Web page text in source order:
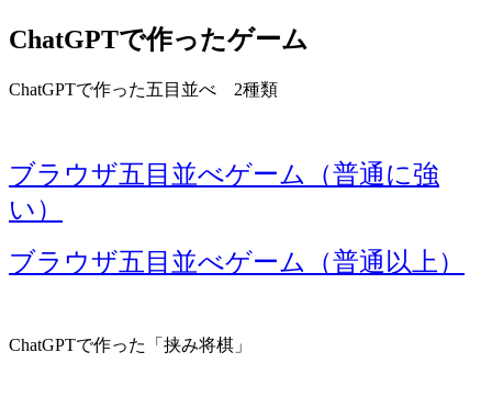
ChatGPTで作ったゲーム
ChatGPTで作った五目並べ 2種類
ブラウザ五目並べゲーム（普通に強
い）
ブラウザ五目並べゲーム（普通以上）
ChatGPTで作った「挟み将棋」